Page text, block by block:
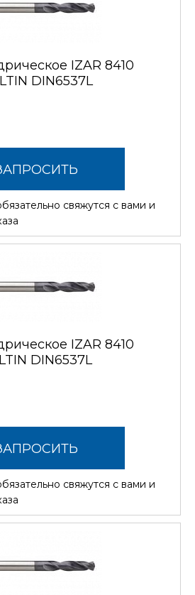
IZAR 8410
DIN6537L
свяжутся с вами и
IZAR 8410
DIN6537L
свяжутся с вами и